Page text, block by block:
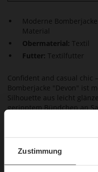
Zustimmung
Moderne
Material
Obermaterial: Textil
Futter: Textilfutter
Confident and casual chic
Bomberjacke "Devon" ist
Silhouette aus leicht
geripptem Bündchen an
und leichtem Volumen
Key-Piece für die
der Form, lebt dieser
unkomplizierten
Charakter. Eine Jacke für
mit Fashion-Attitude